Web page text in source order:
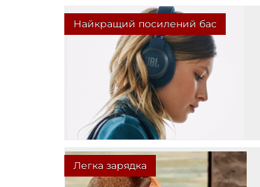
Найкращий посилений бас
Легка зарядка